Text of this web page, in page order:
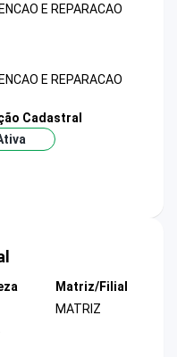
E REPARACAO
E REPARACAO
Cadastral
Matriz/Filial
MATRIZ